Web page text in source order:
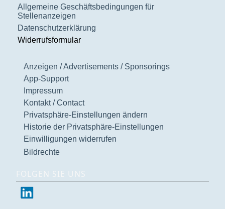
Allgemeine Geschäftsbedingungen für
Stellenanzeigen
Datenschutzerklärung
Widerrufsformular
Anzeigen / Advertisements / Sponsorings
App-Support
Impressum
Kontakt / Contact
Privatsphäre-Einstellungen ändern
Historie der Privatsphäre-Einstellungen
Einwilligungen widerrufen
Bildrechte
FOLGEN SIE UNS